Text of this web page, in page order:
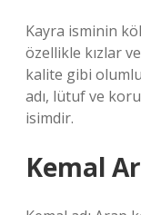
Kayra isminin
özellikle kızlar
kalite gibi
adı, lütuf ve
isimdir.
Kemal